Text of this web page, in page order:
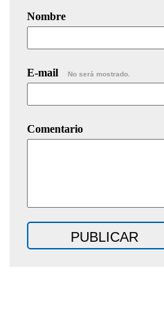
Nombre
E-mail No será mostrado.
Comentario